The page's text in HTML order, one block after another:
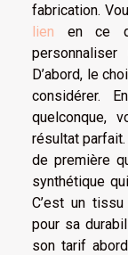
fabrication.
lien en ce
D’abord, le
considérer.
quelconque,
résultat
de première
synthétique
C’est un
pour sa
son tarif